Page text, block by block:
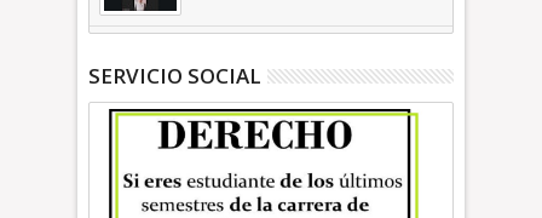
Cisneros: TEEM | INFORMATIVA
SERVICIO SOCIAL